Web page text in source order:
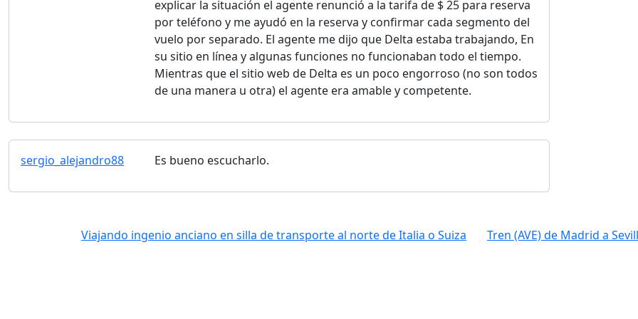
explicar la situación el agente renunció a la tarifa de $ 25 para reserva
por teléfono y me ayudó en la reserva y confirmar cada segmento del
vuelo por separado. El agente me dijo que Delta estaba trabajando, En
su sitio en línea y algunas funciones no funcionaban todo el tiempo.
Mientras que el sitio web de Delta es un poco engorroso (no son todos
de una manera u otra) el agente era amable y competente.
sergio_alejandro88 Es bueno escucharlo.
Viajando ingenio anciano en silla de transporte al norte de Italia o Suiza Tren (AVE) de Madrid a